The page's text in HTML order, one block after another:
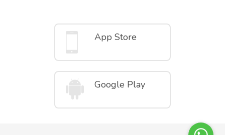
App Store
Google Play